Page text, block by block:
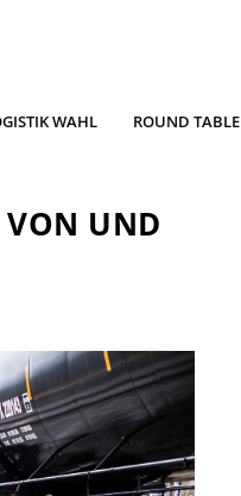
WAHL ROUND TABLE
VON UND